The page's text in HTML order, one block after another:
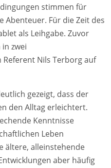
stimmen für
Abenteuer. Für die Zeit des
als Leihgabe. Zuvor
zwei
Nils Terborg auf
gezeigt, dass der
den Alltag erleichtert.
Kenntnisse
Leben
ältere, alleinstehende
aber häufig